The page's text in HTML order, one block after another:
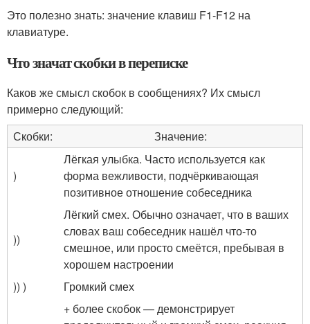
Это полезно знать: значение клавиш F1-F12 на
клавиатуре.
Что значат скобки в переписке
Каков же смысл скобок в сообщениях? Их смысл
примерно следующий:
Скобки:
Значение:
)
Лёгкая улыбка. Часто используется как
форма вежливости, подчёркивающая
позитивное отношение собеседника
))
Лёгкий смех. Обычно означает, что в ваших
словах ваш собеседник нашёл что-то
смешное, или просто смеётся, пребывая в
хорошем настроении
)) )
Громкий смех
+ более скобок — демонстрирует